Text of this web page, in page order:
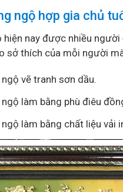
ngộ hợp gia chủ
nay được nhiều
sở thích của mỗi người
vẽ tranh sơn dầu.
làm bằng phù điêu
làm bằng chất liệu vải